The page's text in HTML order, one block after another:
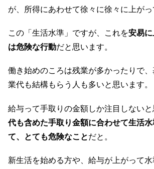
が、所得にあわせて徐々に徐々に上がっ
この「生活水準」ですが、これを安易
は危険な行動だと思います。
働き始めのころは残業が多かったりで
業代も結構もらう人も多いと思います。
給与って手取りの金額しか注目しないと
代も含めた手取り金額に合わせて生活
て、とても危険なことだと。
新生活を始める方や、給与が上がって